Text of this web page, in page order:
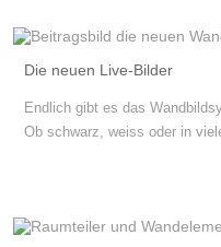
Die neuen Live-Bilder
Endlich gibt es das
Ob schwarz, weiss oder in